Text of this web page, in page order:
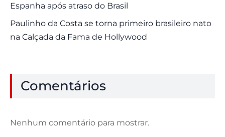
Espanha após atraso do Brasil
Paulinho da Costa se torna primeiro brasileiro nato
na Calçada da Fama de Hollywood
Comentários
Nenhum comentário para mostrar.